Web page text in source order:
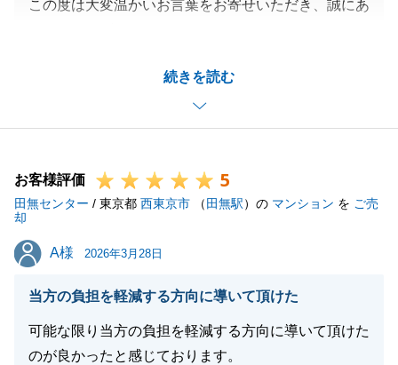
続きを読む
この度は大変温かいお言葉をお寄せいただき、誠にあ
き、M様に安心してお取引を進めていただけたとのこ
と、担当としてホッと胸をなでおろしております。
私の方こそ、M様に大変お世話になりました。
してこれ以上の喜びはございません。
ご購入後も、何か気になることやご相談がございまし
今後とも末永いお付き合いのほど、よろしくお願い申
閉じる
お客様評価 5
田無センター / 東京都 西東京市 （ 田無駅）の マンション を ご売
却
A様
A様 2026年3月28日
当方の負担を軽減する方向に導いて頂けた
可能な限り当方の負担を軽減する方向に導いて頂けた
のが良かったと感じております。